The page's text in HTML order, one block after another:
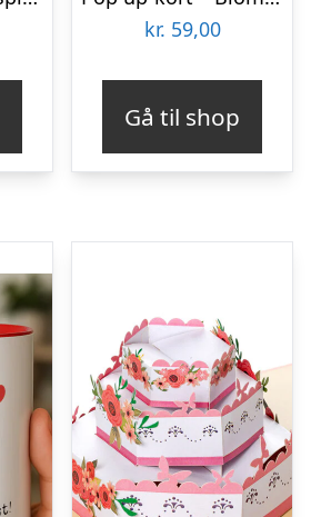
kr. 59,00
Gå til shop